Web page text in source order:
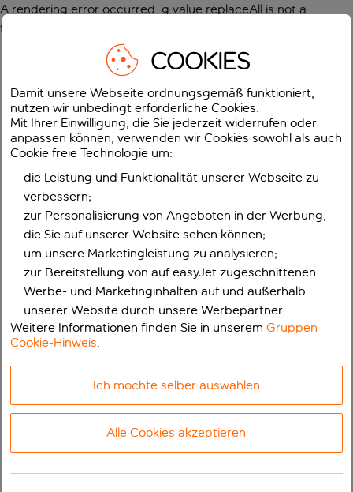
A rendering error occurred: g.value.replaceAll is not a
function
COOKIES
Damit unsere Webseite ordnungsgemäß funktioniert,
nutzen wir unbedingt erforderliche Cookies.
Mit Ihrer Einwilligung, die Sie jederzeit widerrufen oder
anpassen können, verwenden wir Cookies sowohl als auch
Cookie freie Technologie um:
die Leistung und Funktionalität unserer Webseite zu
verbessern;
zur Personalisierung von Angeboten in der Werbung,
die Sie auf unserer Website sehen können;
um unsere Marketingleistung zu analysieren;
zur Bereitstellung von auf easyJet zugeschnittenen
Werbe- und Marketinginhalten auf und außerhalb
unserer Website durch unsere Werbepartner.
Weitere Informationen finden Sie in unseremGruppen
Cookie-Hinweis.
Ich möchte selber auswählen
Alle Cookies akzeptieren